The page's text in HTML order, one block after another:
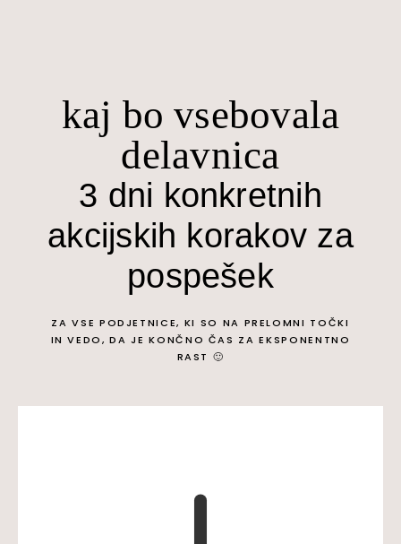
kaj bo vsebovala
delavnica
3 dni konkretnih
akcijskih korakov za
pospešek
ZA VSE PODJETNICE, KI SO NA PRELOMNI TOČKI
IN VEDO, DA JE KONČNO ČAS ZA EKSPONENTNO
RAST 🙂